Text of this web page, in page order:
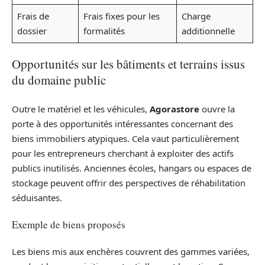
Frais de
dossier
Frais fixes pour les
formalités
Charge
additionnelle
Opportunités sur les bâtiments et terrains issus
du domaine public
Outre le matériel et les véhicules, Agorastore ouvre la
porte à des opportunités intéressantes concernant des
biens immobiliers atypiques. Cela vaut particulièrement
pour les entrepreneurs cherchant à exploiter des actifs
publics inutilisés. Anciennes écoles, hangars ou espaces de
stockage peuvent offrir des perspectives de réhabilitation
séduisantes.
Exemple de biens proposés
Les biens mis aux enchères couvrent des gammes variées,